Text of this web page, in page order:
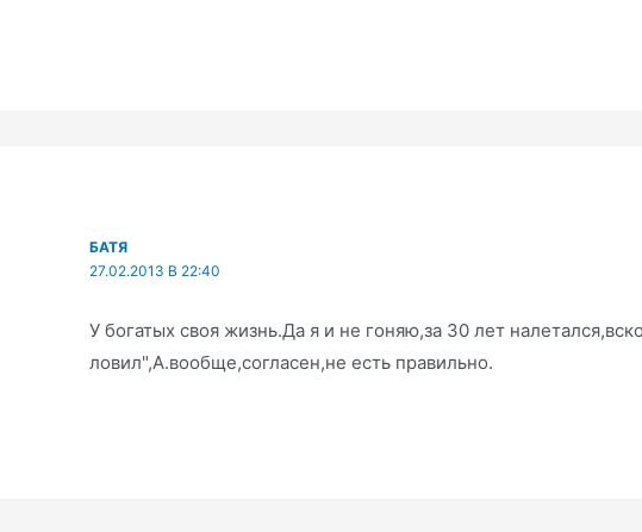
БАТЯ
27.02.2013 В 22:40
У богатых своя жизнь.Да я и не гоняю,за 30 лет
ловил",А.вообще,согласен,не есть правильно.